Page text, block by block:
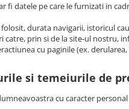
fi datele pe care le furnizati in
durata navigarii, istoricul
catre, prin si de la site-ul nostru,
cu paginile (ex.
si temeiurile de
cu caracter